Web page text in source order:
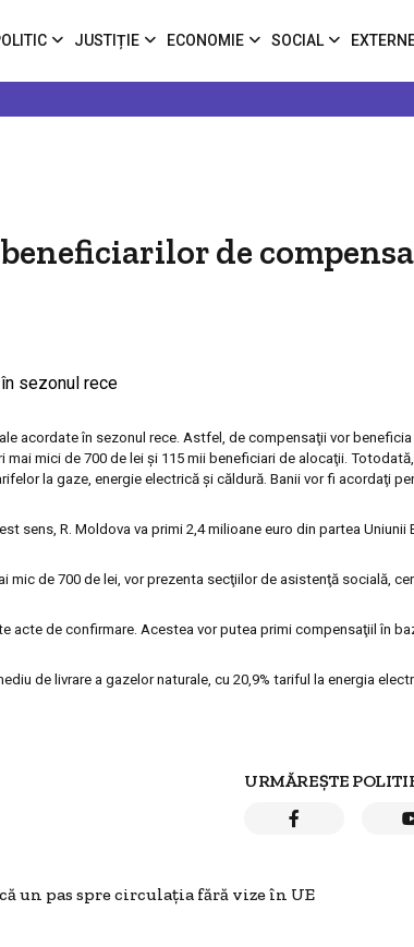
JUSTIȚIE ECONOMIE SOCIAL
de
acordate în sezonul rece. Astfel, de compensaţii vor
mici de 700 de lei şi 115 mii beneficiari de alocaţii.
la gaze, energie electrică şi căldură. Banii vor fi acordaţi
sens, R. Moldova va primi 2,4 milioane euro din partea Uniunii
de 700 de lei, vor prezenta secţiilor de asistenţă socială,
acte de confirmare. Acestea vor putea primi compensaţiil în
de livrare a gazelor naturale, cu 20,9% tariful la energia
URMĂREȘTE
un pas spre circulaţia fără vize în UE